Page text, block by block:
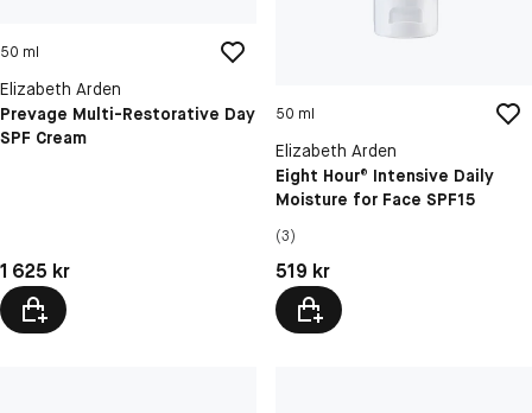
50 ml
Elizabeth Arden
Prevage Multi-Restorative Day
SPF Cream
Pris: 1 625 kr
1 625 kr
50 ml
Elizabeth Arden
Eight Hour® Intensive Daily
Moisture for Face SPF15
(3)
Pris: 519 kr
519 kr